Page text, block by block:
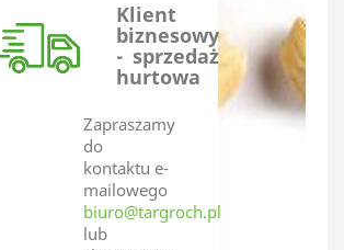
Klient
biznesowy
- sprzedaż
hurtowa
Zapraszamy
do
kontaktu e-
mailowego
biuro@targroch.pl
lub